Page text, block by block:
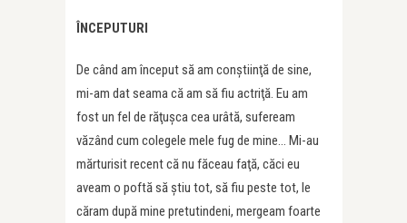
ÎNCEPUTURI
De când am început să am conştiinţă de sine,
mi-am dat seama că am să fiu actriţă. Eu am
fost un fel de răţuşca cea urâtă, sufeream
văzând cum colegele mele fug de mine… Mi-au
mărturisit recent că nu făceau faţă, căci eu
aveam o poftă să ştiu tot, să fiu peste tot, le
căram după mine pretutindeni, mergeam foarte